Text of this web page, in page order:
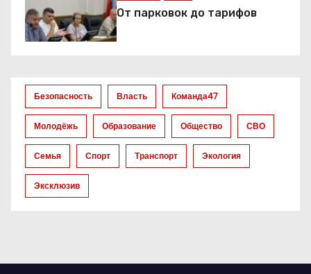
п
з
а
п
и
с
м
От парковок до тарифов
Безопасность Власть Команда47
Молодёжь Образование Общество СВО
Семья Спорт Транспорт Экология
Эксклюзив